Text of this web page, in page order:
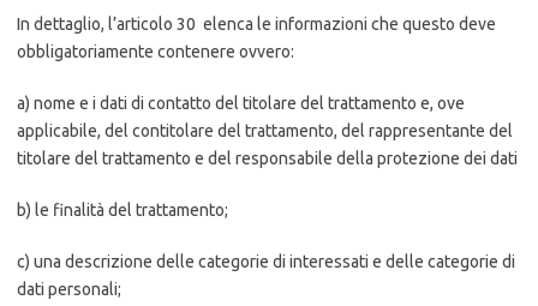
In dettaglio, l’articolo 30 elenca le informazioni che questo deve
obbligatoriamente contenere ovvero:
a) nome e i dati di contatto del titolare del trattamento e, ove
applicabile, del contitolare del trattamento, del rappresentante del
titolare del trattamento e del responsabile della protezione dei dati
b) le finalità del trattamento;
c) una descrizione delle categorie di interessati e delle categorie di
dati personali;